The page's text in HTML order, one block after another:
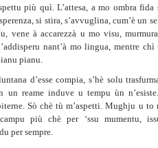
più quì. L’attesa, a mo ombra fida
si stira, s’avvuglina, cum’è un
vene à accarezzà u mo visu,
nant’à mo lingua, mentre chì
pianu.
d’esse compia, s’hè solu
un reame induve u tempu ùn
Sò chè tù m’aspetti. Mughju u to
più chè per ‘ssu mumentu,
per sempre.